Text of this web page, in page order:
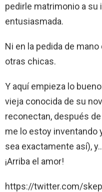
pedirle matrimonio a su
entusiasmada.
Ni en la pedida de
otras chicas.
Y aquí empieza lo
vieja conocida de su
reconectan, después
me lo estoy inventando
sea exactamente así),
¡Arriba el amor!
https://twitter.com/